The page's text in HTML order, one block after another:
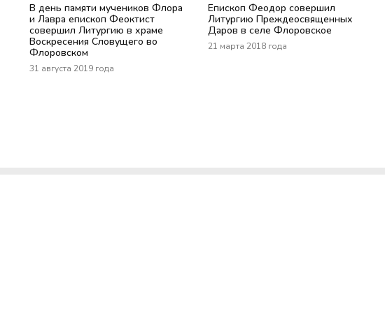
В день памяти мучеников Флора
и Лавра епископ Феоктист
совершил Литургию в храме
Воскресения Словущего во
Флоровском
31 августа 2019 года
Епископ Феодор совершил
Литургию Преждеосвященных
Даров в селе Флоровское
21 марта 2018 года